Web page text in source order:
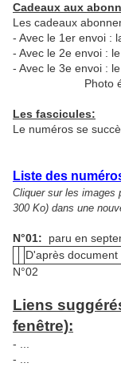
Cadeaux aux
Les cadeaux
- Avec le 1er envoi :
- Avec le 2e envoi :
- Avec le 3e envoi :
Photo
Les fascicules:
Le numéros se
Liste des
Cliquer sur les images
300 Ko) dans une
N°01:
paru en
D'après document
N°02
Liens
fenêtre):
- ...
- ...